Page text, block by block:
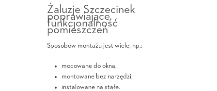
Żaluzje Szczecinek
poprawiające
funkcjonalność
pomieszczeń
Sposobów montażu jest wiele, np.:
mocowane do okna,
montowane bez narzędzi,
instalowane na stałe.